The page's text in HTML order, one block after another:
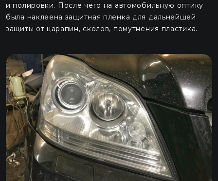
и полировки. После чего на автомобильную оптику
была наклеена защитная пленка для дальнейшей
защиты от царапин, сколов, помутнения пластика.